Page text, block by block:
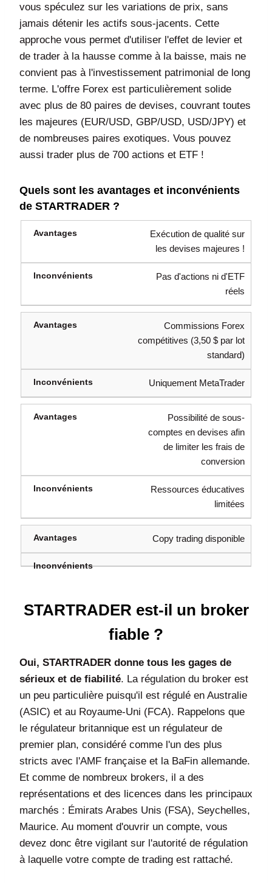
vous spéculez sur les variations de prix, sans
jamais détenir les actifs sous-jacents. Cette
approche vous permet d'utiliser l'effet de levier et
de trader à la hausse comme à la baisse, mais ne
convient pas à l'investissement patrimonial de long
terme. L'offre Forex est particulièrement solide
avec plus de 80 paires de devises, couvrant toutes
les majeures (EUR/USD, GBP/USD, USD/JPY) et
de nombreuses paires exotiques. Vous pouvez
aussi trader plus de 700 actions et ETF !
Quels sont les avantages et inconvénients
de STARTRADER ?
Exécution de qualité sur
les devises majeures !
Pas d'actions ni d'ETF
réels
Commissions Forex
compétitives (3,50 $ par lot
standard)
Uniquement MetaTrader
Possibilité de sous-
comptes en devises afin
de limiter les frais de
conversion
Ressources éducatives
limitées
Copy trading disponible
STARTRADER est-il un broker
fiable ?
Oui, STARTRADER donne tous les gages de
sérieux et de fiabilité. La régulation du broker est
un peu particulière puisqu'il est régulé en Australie
(ASIC) et au Royaume-Uni (FCA). Rappelons que
le régulateur britannique est un régulateur de
premier plan, considéré comme l'un des plus
stricts avec l'AMF française et la BaFin allemande.
Et comme de nombreux brokers, il a des
représentations et des licences dans les principaux
marchés : Émirats Arabes Unis (FSA), Seychelles,
Maurice. Au moment d'ouvrir un compte, vous
devez donc être vigilant sur l'autorité de régulation
à laquelle votre compte de trading est rattaché.